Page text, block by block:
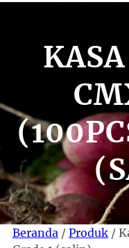
Beranda / Produk /